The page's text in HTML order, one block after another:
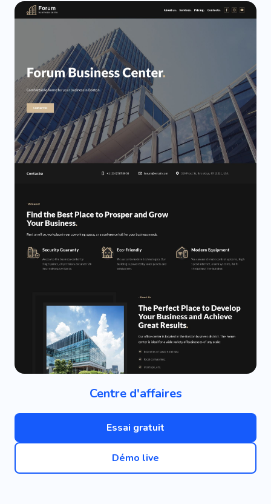
Centre d'affaires
Essai gratuit
Démo live